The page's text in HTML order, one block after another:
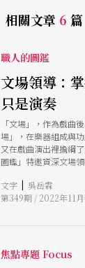
相關文章 6 篇
職人的圖鑑
文場領導：
只是演奏
「文場」，作為戲曲
場」，在樂器組成與
又在戲曲演出裡擔綱
圖鑑」特邀資深文場
導怎麼擁有多重能力
文字 | 吳岳霖
第349期 / 2022年11
焦點專題 Focus